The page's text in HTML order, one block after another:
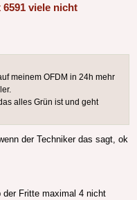
viele nicht
meinem OFDM in 24h mehr
alles Grün ist und geht
der Techniker das sagt, ok
der Fritte maximal 4 nicht